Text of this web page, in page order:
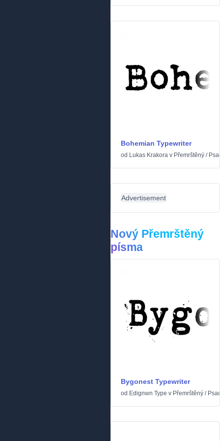
Bohemian Typewriter
od Lukas Krakora v Přemrštěný /
Advertisement
Nový Přemrštěný
písma
Bygonest Typewriter
od Edignwn Type v Přemrštěný /